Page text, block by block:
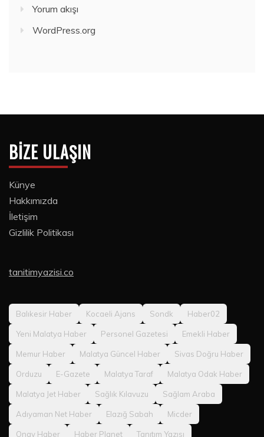
Yorum akışı
WordPress.org
BIZE ULAŞIN
Künye
Hakkımızda
İletişim
Gizlilik Politikası
tanitimyazisi.co
Balıkesir Haber Kocaeli Ajans Sondk Haber02
Yeni Malatya Haber Personel Gazetesi Emekli Haber
Memur Haber Malatya Güncel Haber Sivas Doğru Haber
Orduzu E-Gazete Malatya Taraf Malatya Odak Haber
Malatya Jet Haber Sağlık Kılavuzu Sağlam Araba
Adıyaman Net Haber Elazığ Sabah Micder
Onay Haber Haber Planet Tanıtım Yazısı